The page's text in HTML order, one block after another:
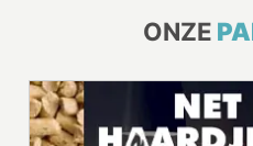
ONZE